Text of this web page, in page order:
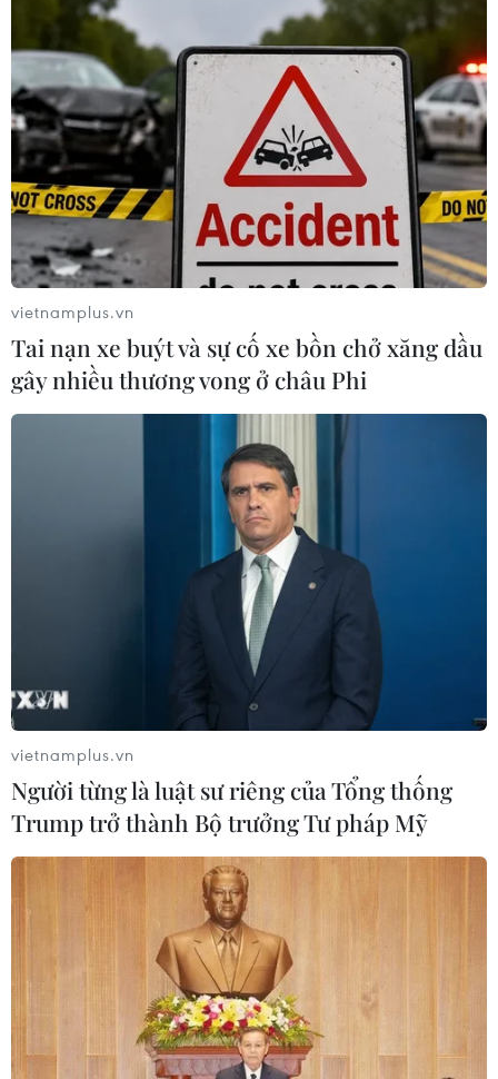
TIN CÙNG CHUYÊN MỤC
Người từng là luật sư riêng của Tổng
vietnamplus.vn
Tai nạn xe buýt và sự cố xe bồn chở xăng dầu
gây nhiều thương vong ở châu Phi
vietnamplus.vn
Người từng là luật sư riêng của Tổng thống
Trump trở thành Bộ trưởng Tư pháp Mỹ